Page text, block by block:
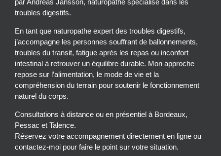
par Andreas Jansson, naturopathe spécialisé dans les
troubles digestifs.
En tant que naturopathe expert des troubles digestifs,
j’accompagne les personnes souffrant de ballonnements,
troubles du transit, fatigue après les repas ou inconfort
intestinal à retrouver un équilibre durable. Mon approche
repose sur l’alimentation, le mode de vie et la
compréhension du terrain pour soutenir le fonctionnement
naturel du corps.
Consultations à distance ou en présentiel à Bordeaux,
Pessac et Talence.
Réservez votre accompagnement directement en ligne ou
contactez-moi pour faire le point sur votre situation.